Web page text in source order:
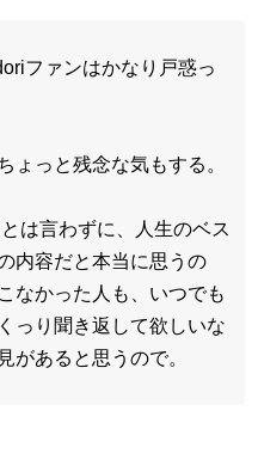
ファンはかなり戸惑っ
ょっと残念な気もする。
は言わずに、人生のベス
内容だと本当に思うの
なかった人も、いつでも
っり聞き返して欲しいな
があると思うので。